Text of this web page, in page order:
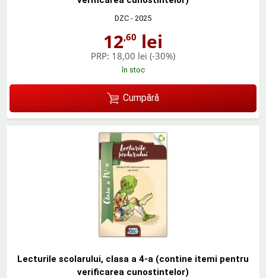
DZC - 2025
12,60 lei
PRP: 18,00 lei (-30%)
în stoc
Cumpără
Lecturile scolarului, clasa a 4-a (contine itemi pentru
verificarea cunostintelor)